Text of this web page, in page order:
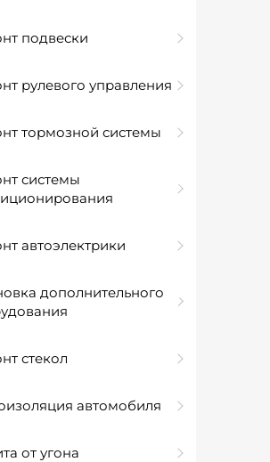
подвески
рулевого управления
тормозной системы
системы
автоэлектрики
дополнительного
стекол
автомобиля
от угона